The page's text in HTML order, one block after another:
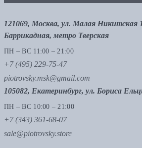
121069, Москва, ул. Малая Никитская
Баррикадная, метро Тверская
ПН – ВС 11:00 – 21:00
+7 (495) 229-75-47
piotrovsky.msk@gmail.com
105082, Екатеринбург, ул. Бориса
ПН – ВС 10:00 – 21:00
+7 (343) 361-68-07
sale@piotrovsky.store